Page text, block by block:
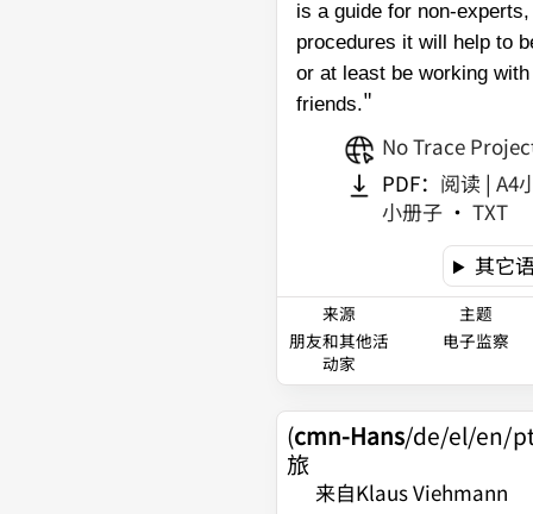
is a guide for non-
procedures it will help to
or at least be working
friends."
No Trace
PDF： 阅读 |A4
小册子 •TXT
其它
来源
朋友和其他活
动家
主题
电子监察
(cmn-Hans/de/el/en/
旅
来自Klaus Viehmann